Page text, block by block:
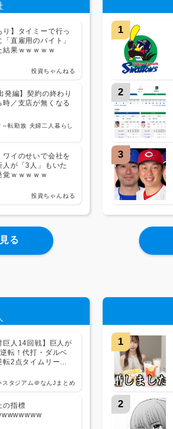
り】タイミーで行っ
直雇用のバイト」
結果ｗｗｗｗｗ
投資ちゃんねる
発編】契約の終わり
時／支店が無くなる
転勤族 夫婦二人暮らし
ワイのせいで会社を
人が「3人」もいた
覚ｗｗｗｗｗ
投資ちゃんねる
る
1
2
3
巨人14回戦】巨人が
転！代打・ダルベ
転2点タイムリー！
！！！！！！！
スタジアム＠なんJまとめ
の指標
1
2